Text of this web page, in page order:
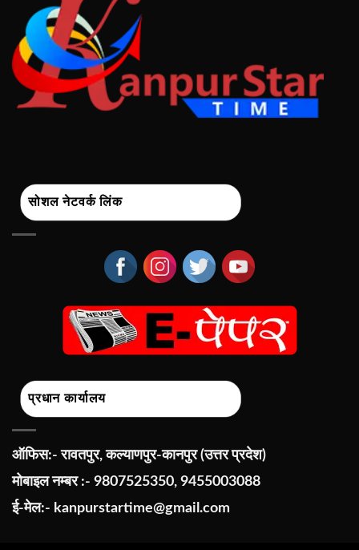
सोशल नेटवर्क लिंक
प्रधान कार्यालय
ऑफिस:- रावतपुर, कल्याणपुर-कानपुर (उत्तर प्रदेश)
मोबाइल नम्बर :- 9807525350, 9455003088
ई-मेल:- kanpurstartime@gmail.com